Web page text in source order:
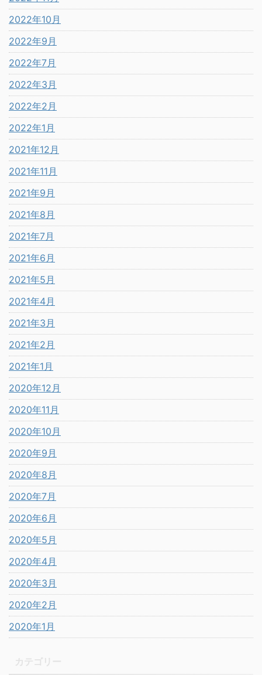
2022年10月
2022年9月
2022年7月
2022年3月
2022年2月
2022年1月
2021年12月
2021年11月
2021年9月
2021年8月
2021年7月
2021年6月
2021年5月
2021年4月
2021年3月
2021年2月
2021年1月
2020年12月
2020年11月
2020年10月
2020年9月
2020年8月
2020年7月
2020年6月
2020年5月
2020年4月
2020年3月
2020年2月
2020年1月